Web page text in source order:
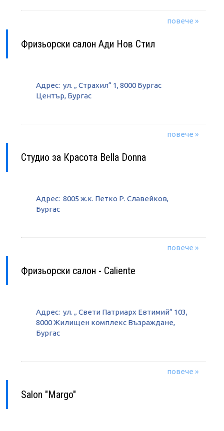
повече »
Фризьорски салон Ади Нов Стил
Адрес: ул. „ Страхил“ 1, 8000 Бургас
Център, Бургас
повече »
Студио за Красота Bella Donna
Адрес: 8005 ж.к. Петко Р. Славейков,
Бургас
повече »
Фризьорски салон - Caliente
Адрес: ул. „ Свети Патриарх Евтимий“ 103,
8000 Жилищен комплекс Възраждане,
Бургас
повече »
Salon "Margo"